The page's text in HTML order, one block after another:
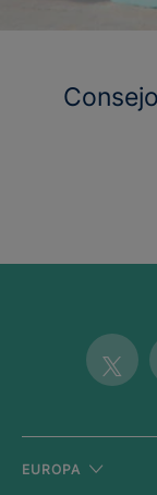
Twitter
EUROPA